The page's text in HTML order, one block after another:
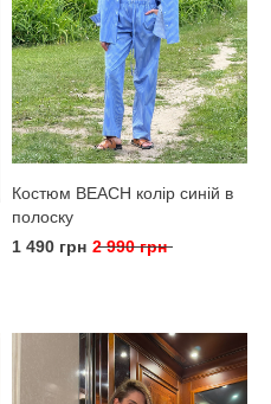
Костюм BEACH колір синій в
полоску
1 490 грн 2 990 грн